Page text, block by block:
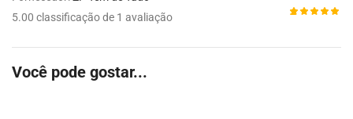
5.00 classificação de 1 avaliação
de 5,
Você pode gostar...